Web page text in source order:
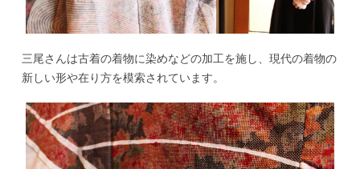
三尾さんは古着の着物に染めなどの加工を施し、現代の着物の
新しい形や在り方を模索されています。